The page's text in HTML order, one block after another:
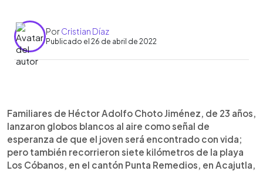
PorCristian Díaz
Publicado el 26 de abril de 2022
Escuchar artículo
Familiares de Héctor Adolfo Choto Jiménez, de 23 años,
lanzaron globos blancos al aire como señal de
esperanza de que el joven será encontrado con vida;
pero también recorrieron siete kilómetros de la playa
Los Cóbanos, en el cantón Punta Remedios, en Acajutla,